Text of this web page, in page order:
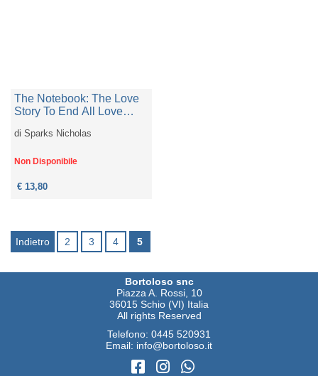
The Notebook: The Love
Story To End All Love
diSparks Nicholas
Non Disponibile
€ 13,80
Indietro 2 3 4 5
Bortoloso snc
Piazza A. Rossi, 10
36015 Schio (VI) Italia
All rights Reserved
Telefono: 0445 520931
Email: info@bortoloso.it